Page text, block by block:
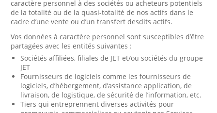
caractère personnel à des sociétés ou acheteurs potentiels
de la totalité ou de la quasi-totalité de nos actifs dans le
cadre d’une vente ou d’un transfert desdits actifs.
Vos données à caractère personnel sont susceptibles d’être
partagées avec les entités suivantes :
Sociétés affiliées, filiales de JET et/ou sociétés du groupe
JET
Fournisseurs de logiciels comme les fournisseurs de
logiciels, d’hébergement, d’assistance application, de
livraison, de logistique, de sécurité de l’information, etc.
Tiers qui entreprennent diverses activités pour